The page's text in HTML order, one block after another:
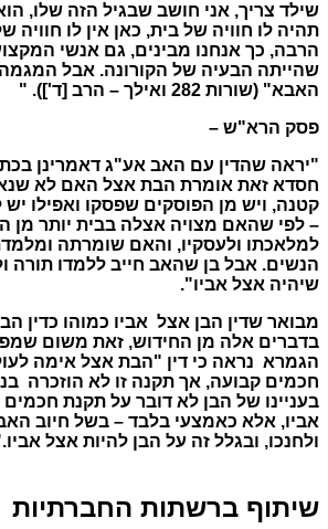
שילד צריך, אני חושב שבגיל הזה שלו,
תהיה לו חוויה של בית, כאן אין לו חוויה
הרבה, כך אנחנו מבינים, גם אנשי
שהייתה הבעיה של הקורונה. אבל
האבא" (שורות 282 ואילך – הרב [ד']). "
פסק הרא"ש –
"יראה שהדין עם האב אע"ג דאמרינן
חסדא זאת אומרת הבת אצל האם לא שנא
קטנה, ויש מן הפוסקים שפסקו ואפילו
– לפי שהאם מצויה אצלה בבית יותר מן
למלאכתו ולעסקיו, והאם שומרתה
הנשים. אבל בן שהאב חייב ללמדו תורה
שיהיה אצל אביו".
מבואר שדין הבן אצל אביו כמוהו כדין
בדברים אלה מן החידוש, זאת משום
הגמרא נראה כי דין "הבת אצל אימה
חכמים קבועה, אך תקנה זו לא הוזכרה
בעניינו של הבן לא דובר על תקנת
אביו, אלא כאמצעי בלבד – בשל חיוב
ולחנכו, ובגלל זה על הבן להיות אצל
שיתוף ברשתות החברתיות